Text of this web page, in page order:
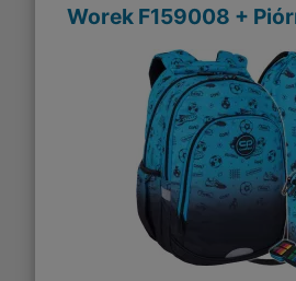
Worek F159008 +